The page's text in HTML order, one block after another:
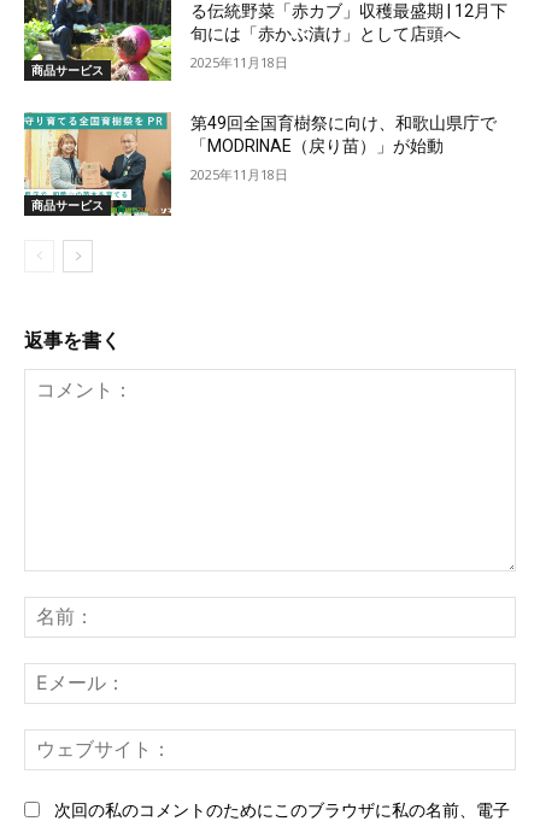
商品サービス
る伝統野菜「赤カブ」収穫最盛期 | 12月下
旬には「赤かぶ漬け」として店頭へ
2025年11月18日
商品サービス
第49回全国育樹祭に向け、和歌山県庁で
「MODRINAE（戻り苗）」が始動
2025年11月18日
返事を書く
ン
ト：
前
メ
ー
ェ
次回の私のコメントのためにこのブラウザに私の名前、電子